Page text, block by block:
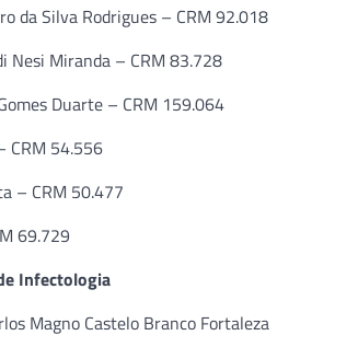
da Silva Rodrigues – CRM 92.018
Nesi Miranda – CRM 83.728
Duarte – CRM 159.064
CRM 54.556
– CRM 50.477
69.729
Infectologia
Magno Castelo Branco Fortaleza